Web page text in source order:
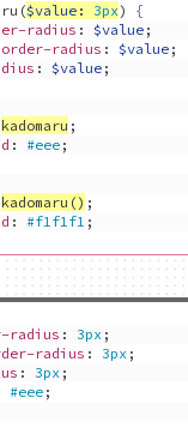
($value : 3px)
{
radius : $value ;
radius : $value ;
: $value ;
kadomaru ;
: #eee ;
kadomaru () ;
: #f1f1f1 ;
radius : 3px ;
radius : 3px ;
: 3px ;
#eee ;